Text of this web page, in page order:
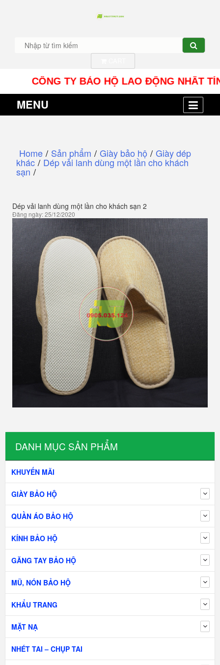
CÔNG TY BẢO HỘ LAO ĐỘNG NHÂT
MENU
DANH MỤC SẢN PHẨM
KHUYẾN MÃI
GIÀY BẢO HỘ
QUẦN ÁO BẢO HỘ
KÍNH BẢO HỘ
GĂNG TAY BẢO HỘ
MŨ, NÓN BẢO HỘ
KHẨU TRANG
MẶT NẠ
NHÉT TAI – CHỤP TAI
Home / Sản phẩm / Giày bảo hộ / Giày dép
khác / Dép vải lanh dùng một lần cho khách
sạn /
Dép vải lanh dùng một lần cho khách sạn 2
Đăng ngày: 25/12/2020